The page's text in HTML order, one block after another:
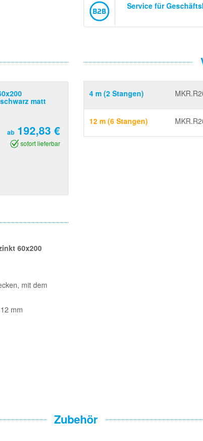
Service für
4 m (2 Stangen)
12 m (6 Stangen)
matt
ab 192,83 €
sofort lieferbar
60x200
mit dem
mm
Zubehör